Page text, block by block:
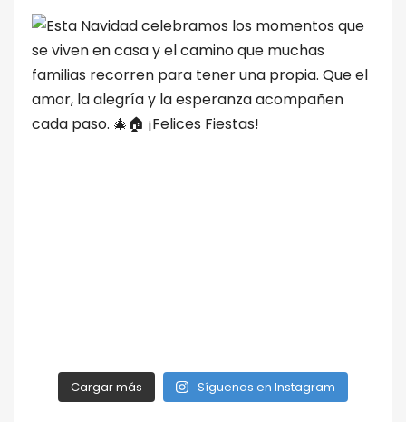
Cargar más Síguenos en Instagram